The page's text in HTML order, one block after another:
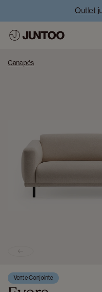
Outlet
Canapés
Vente Conjointe